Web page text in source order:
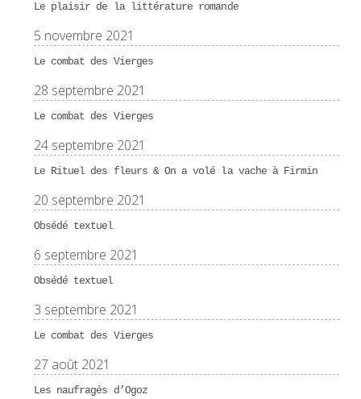
Le plaisir de la littérature romande
5 novembre 2021
Le combat des Vierges
28 septembre 2021
Le combat des Vierges
24 septembre 2021
Le Rituel des fleurs & On a volé la vache à Firmin
20 septembre 2021
Obsédé textuel
6 septembre 2021
Obsédé textuel
3 septembre 2021
Le combat des Vierges
27 août 2021
Les naufragés d’Ogoz